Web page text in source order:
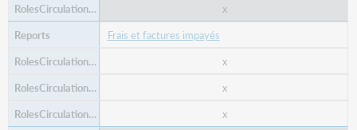
x
Frais et factures impayés
x
x
x